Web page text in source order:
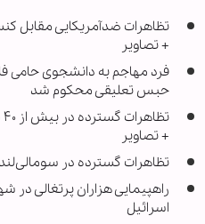
تظاهرات ضدآمریکایی مقابل
+ تصاویر
حبس تعلیقی محکوم شد
+ تصاویر
تظاهرات گسترده در
راهپیمایی هزاران پرتغالی
اسرائیل